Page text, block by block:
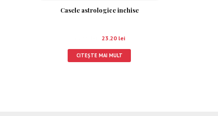
Casele astrologice inchise
23.20 lei
CITEȘTE MAI MULT